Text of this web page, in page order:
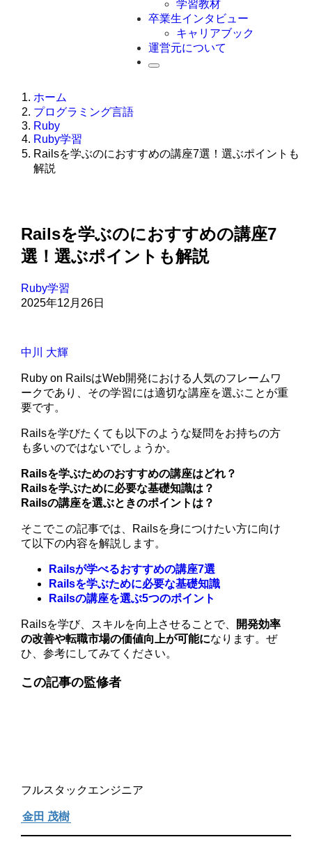
学習教材
卒業生インタビュー
キャリアブック
運営元について
ホーム
プログラミング言語
Ruby
Ruby学習
Railsを学ぶのにおすすめの講座7選！選ぶポイントも
解説
Railsを学ぶのにおすすめの講座7
選！選ぶポイントも解説
Ruby学習
2025年12月26日
中川 大輝
Ruby on RailsはWeb開発における人気のフレームワ
ークであり、その学習には適切な講座を選ぶことが重
要です。
Railsを学びたくても以下のような疑問をお持ちの方
も多いのではないでしょうか。
Railsを学ぶためのおすすめの講座はどれ？
Railsを学ぶために必要な基礎知識は？
Railsの講座を選ぶときのポイントは？
そこでこの記事では、Railsを身につけたい方に向け
て以下の内容を解説します。
Railsが学べるおすすめの講座7選
Railsを学ぶために必要な基礎知識
Railsの講座を選ぶ5つのポイント
Railsを学び、スキルを向上させることで、 開発効率
の改善や転職市場の価値向上が可能になります。ぜ
ひ、参考にしてみてください。
この記事の監修者
フルスタックエンジニア
金田 茂樹